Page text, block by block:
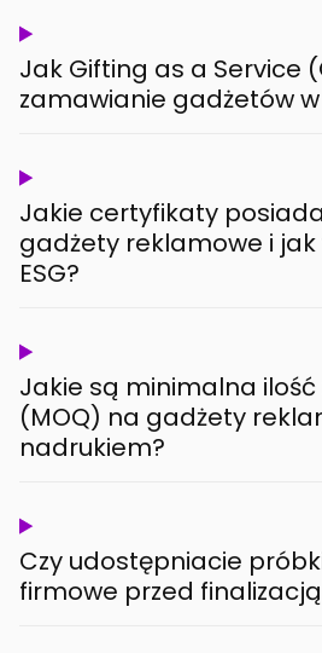
Jak Gifting as a Service
zamawianie gadżetów
Jakie certyfikaty
gadżety reklamowe i
ESG?
Jakie są minimalna
(MOQ) na gadżety
nadrukiem?
Czy udostępniacie
firmowe przed